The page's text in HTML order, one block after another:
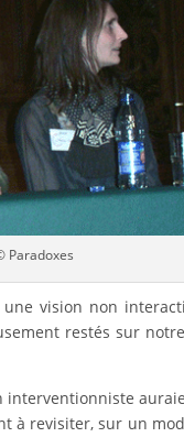
Paradoxes
vision non
restés sur
interventionniste
à revisiter, sur un